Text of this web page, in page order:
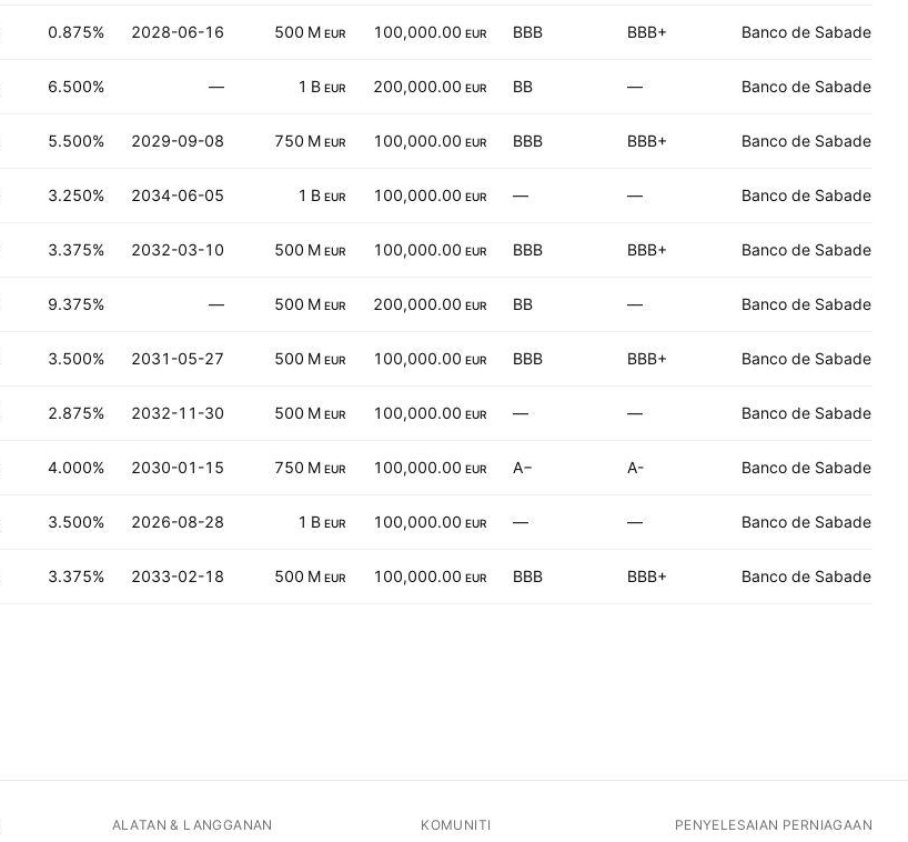
0.875% 2028-06-16 500 M EUR 100,000.00 EUR BBB BBB+ Banco de Sabadell SA
6.500% — 1 B EUR 200,000.00 EUR BB — Banco de Sabadell SA
5.500% 2029-09-08 750 M EUR 100,000.00 EUR BBB BBB+ Banco de Sabadell SA
3.250% 2034-06-05 1 B EUR 100,000.00 EUR — — Banco de Sabadell SA
3.375% 2032-03-10 500 M EUR 100,000.00 EUR BBB BBB+ Banco de Sabadell SA
9.375% — 500 M EUR 200,000.00 EUR BB — Banco de Sabadell SA
3.500% 2031-05-27 500 M EUR 100,000.00 EUR BBB BBB+ Banco de Sabadell SA
2.875% 2032-11-30 500 M EUR 100,000.00 EUR — — Banco de Sabadell SA
4.000% 2030-01-15 750 M EUR 100,000.00 EUR A− A- Banco de Sabadell SA
3.500% 2026-08-28 1 B EUR 100,000.00 EUR — — Banco de Sabadell SA
3.375% 2033-02-18 500 M EUR 100,000.00 EUR BBB BBB+ Banco de Sabadell SA
ALATAN & LANGGANAN KOMUNITI PENYELESAIAN PERNIAGAAN